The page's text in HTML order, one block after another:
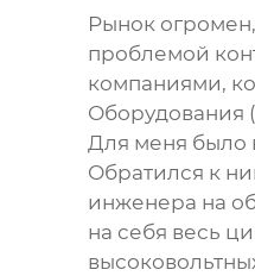
Рынок
проблемой
компаниями,
Оборудования (
Для меня было
Обратился к
инженера на
на себя весь